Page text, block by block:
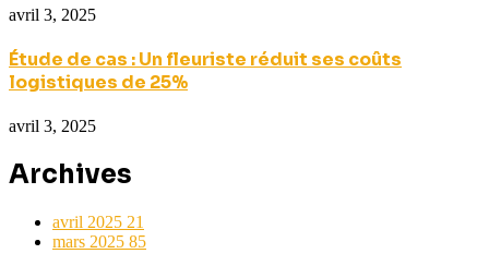
avril 3, 2025
Étude de cas : Un fleuriste réduit ses coûts
logistiques de 25%
avril 3, 2025
Archives
avril 2025 21
mars 2025 85